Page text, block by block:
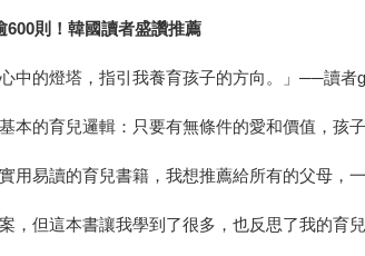
600則！韓國讀者盛讚推薦
心中的燈塔，指引我養育孩子的方向。」──讀者
基本的育兒邏輯：只要有無條件的愛和價值，
實用易讀的育兒書籍，我想推薦給所有的父母
案，但這本書讓我學到了很多，也反思了我的育